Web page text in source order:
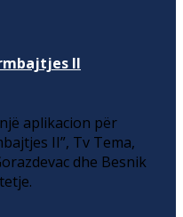
II
aplikacion për
II”, Tv Tema,
dhe Besnik